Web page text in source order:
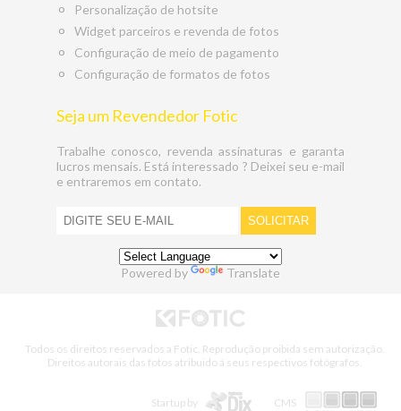
Personalização de hotsite
Widget parceiros e revenda de fotos
Configuração de meio de pagamento
Configuração de formatos de fotos
Seja um Revendedor Fotic
Trabalhe conosco, revenda assinaturas e garanta
lucros mensais. Está interessado ? Deixei seu e-mail
e entraremos em contato.
Powered by Translate
Todos os direitos reservados a Fotic. Reprodução proibida sem autorização.
Direitos autorais das fotos atribuido á seus respectivos fotógrafos.
CMS
Startup by